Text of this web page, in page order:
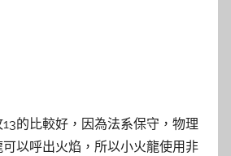
的比較好，因為法系保守，物理
以呼出火焰，所以小火龍使用非